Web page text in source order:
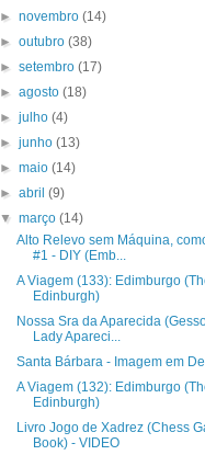
►novembro(14)
►outubro(38)
►setembro(17)
►agosto(18)
►julho(4)
►junho(13)
►maio(14)
►abril(9)
▼março(14)
Alto Relevo sem Máquina,
#1 - DIY (Emb...
A Viagem (133): Edimburgo
Edinburgh)
Nossa Sra da Aparecida
Lady Apareci...
Santa Bárbara - Imagem em
A Viagem (132): Edimburgo
Edinburgh)
Livro Jogo de Xadrez (Chess
Book) - VIDEO